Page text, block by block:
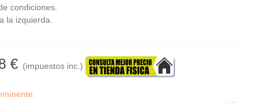
condiciones.
la izquierda.
€ (impuestos inc.)